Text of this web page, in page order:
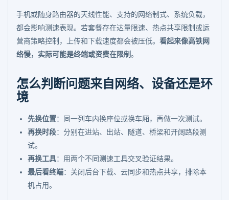
手机或随身路由器的天线性能、支持的网络制式、系统负载，
都会影响测速表现。若套餐存在达量限速、热点共享限制或运
营商策略控制，上传和下载速度都会被压低。 看起来像高铁网
络慢，实际可能是终端或资费在限制。
怎么判断问题来自网络、设备还是环
境
先换位置：同一列车内换座位或换车厢，再做一次测试。
再换时段：分别在进站、出站、隧道、桥梁和开阔路段测
试。
再换工具：用两个不同测速工具交叉验证结果。
最后看终端：关闭后台下载、云同步和热点共享，排除本
机占用。